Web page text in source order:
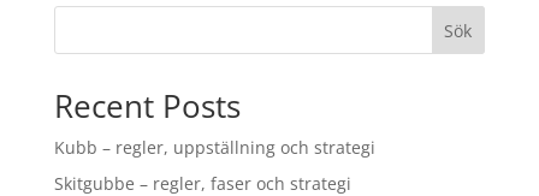
Sök
Recent Posts
Kubb – regler, uppställning och strategi
Skitgubbe – regler, faser och strategi